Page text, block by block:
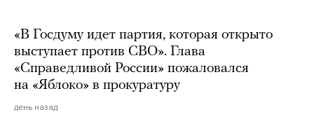
«В Госдуму идет партия, которая открыто
выступает против СВО». Глава
«Справедливой России» пожаловался
на «Яблоко» в прокуратуру
день назад